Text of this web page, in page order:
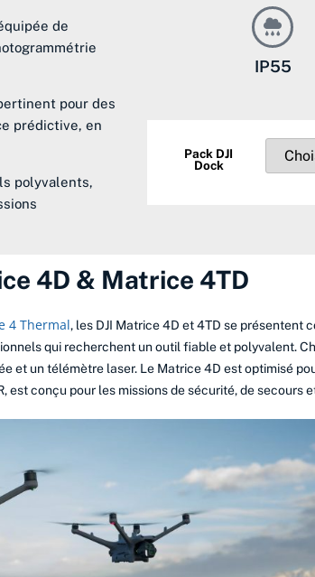
de
pour des
prédictive, en
polyvalents,
IP55
Pack DJI
Dock
4D & Matrice 4TD
4 Thermal, les DJI Matrice 4D et 4TD se présentent
qui recherchent un outil fiable et polyvalent.
un télémètre laser. Le Matrice 4D est optimisé
conçu pour les missions de sécurité, de secours